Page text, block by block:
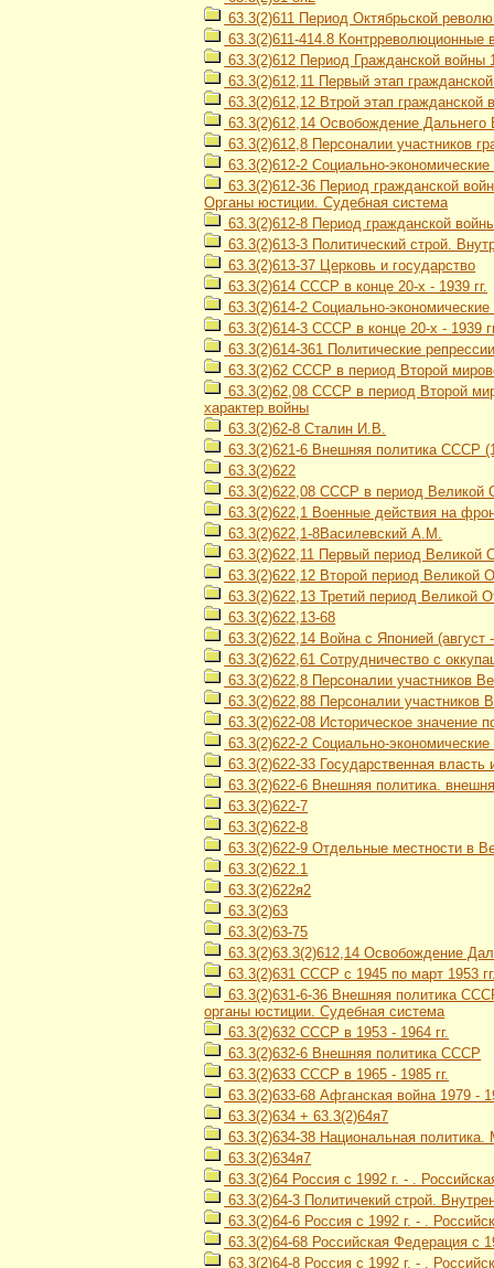
63.3(2)611 Период Октябрьской
63.3(2)611-414.8 Контрреволюционные
63.3(2)612 Период Гражданской войны
63.3(2)612,11 Первый этап
63.3(2)612,12 Втрой этап гражданской
63.3(2)612,14 Освобождение Дальнего
63.3(2)612,8 Персоналии участников
63.3(2)612-2 Социально-
63.3(2)612-36 Период гражданской
Органы юстиции. Судебная система
63.3(2)612-8 Период гражданской
63.3(2)613-3 Политический строй.
63.3(2)613-37 Церковь и государство
63.3(2)614 СССР в конце 20-х - 1939 гг.
63.3(2)614-2 Социально-
63.3(2)614-3 СССР в конце 20-х - 1939
63.3(2)614-361 Политические
63.3(2)62 СССР в период Второй
63.3(2)62,08 СССР в период Второй
характер войны
63.3(2)62-8 Сталин И.В.
63.3(2)621-6 Внешняя политика СССР
63.3(2)622
63.3(2)622,08 СССР в период Великой
63.3(2)622,1 Военные действия на
63.3(2)622,1-8Василевский А.М.
63.3(2)622,11 Первый период Великой
63.3(2)622,12 Второй период Великой
63.3(2)622,13 Третий период Великой
63.3(2)622,13-68
63.3(2)622,14 Война с Японией (август
63.3(2)622,61 Сотрудничество с
63.3(2)622,8 Персоналии участников
63.3(2)622,88 Персоналии участников
63.3(2)622-08 Историческое значение
63.3(2)622-2 Социально-
63.3(2)622-33 Государственная
63.3(2)622-6 Внешняя политика.
63.3(2)622-7
63.3(2)622-8
63.3(2)622-9 Отдельные местности в
63.3(2)622.1
63.3(2)622я2
63.3(2)63
63.3(2)63-75
63.3(2)63.3(2)612,14 Освобождение
63.3(2)631 СССР с 1945 по март 1953
63.3(2)631-6-36 Внешняя политика
органы юстиции. Судебная система
63.3(2)632 СССР в 1953 - 1964 гг.
63.3(2)632-6 Внешняя политика СССР
63.3(2)633 СССР в 1965 - 1985 гг.
63.3(2)633-68 Афганская война 1979 -
63.3(2)634 + 63.3(2)64я7
63.3(2)634-38 Национальная
63.3(2)634я7
63.3(2)64 Россия с 1992 г. - .
63.3(2)64-3 Политичекий строй.
63.3(2)64-6 Россия с 1992 г. - .
63.3(2)64-68 Российская Федерация с
63.3(2)64-8 Россия с 1992 г. - .